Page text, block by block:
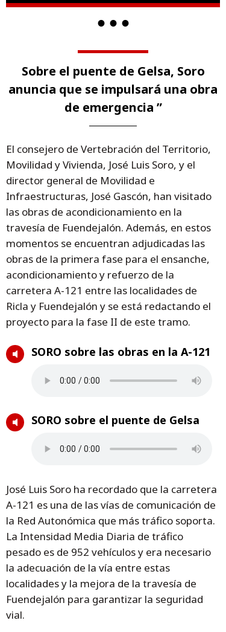
Sobre el puente de Gelsa, Soro
anuncia que se impulsará una obra
de emergencia ”
El consejero de Vertebración del Territorio,
Movilidad y Vivienda, José Luis Soro, y el
director general de Movilidad e
Infraestructuras, José Gascón, han visitado
las obras de acondicionamiento en la
travesía de Fuendejalón. Además, en estos
momentos se encuentran adjudicadas las
obras de la primera fase para el ensanche,
acondicionamiento y refuerzo de la
carretera A-121 entre las localidades de
Ricla y Fuendejalón y se está redactando el
proyecto para la fase II de este tramo.
SORO sobre las obras en la A-121
SORO sobre el puente de Gelsa
José Luis Soro ha recordado que la carretera
A-121 es una de las vías de comunicación de
la Red Autonómica que más tráfico soporta.
La Intensidad Media Diaria de tráfico
pesado es de 952 vehículos y era necesario
la adecuación de la vía entre estas
localidades y la mejora de la travesía de
Fuendejalón para garantizar la seguridad
vial.